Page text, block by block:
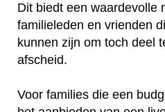
Dit biedt een waardevolle
familieleden en vrienden
kunnen zijn om toch deel
afscheid.
Voor families die een